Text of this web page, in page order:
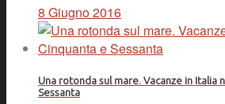
8 Giugno 2016
Una rotonda sul mare. Vacanze in Italia
Sessanta